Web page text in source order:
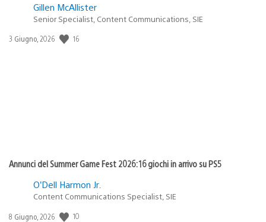
Gillen McAllister
Senior Specialist, Content Communications, SIE
Data
3 Giugno, 2026 16
Annunci del Summer Game Fest 2026: 16 giochi in arrivo su PS5
O’Dell Harmon Jr.
Content Communications Specialist, SIE
Data
8 Giugno, 2026 10